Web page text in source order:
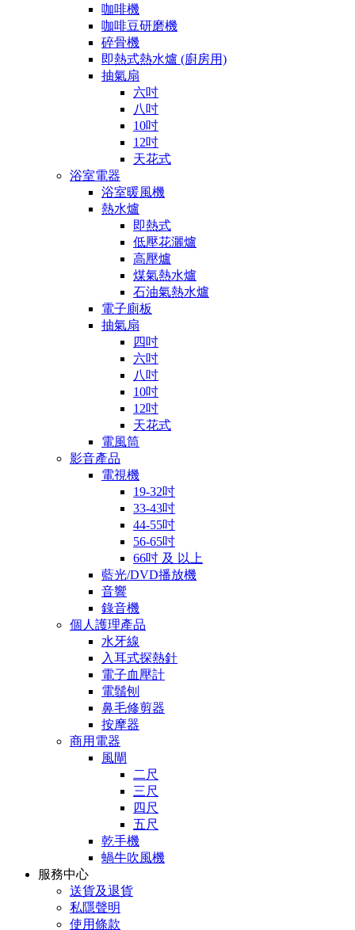
咖啡機
咖啡豆研磨機
碎骨機
即熱式熱水爐 (廚房用)
抽氣扇
六吋
八吋
10吋
12吋
天花式
浴室電器
浴室暖風機
熱水爐
即熱式
低壓花灑爐
高壓爐
煤氣熱水爐
石油氣熱水爐
電子廁板
抽氣扇
四吋
六吋
八吋
10吋
12吋
天花式
電風筒
影音產品
電視機
19-32吋
33-43吋
44-55吋
56-65吋
66吋 及 以上
藍光/DVD播放機
音響
錄音機
個人護理產品
水牙線
入耳式探熱針
電子血壓計
電鬚刨
鼻毛修剪器
按摩器
商用電器
風閘
二尺
三尺
四尺
五尺
乾手機
蝸牛吹風機
服務中心
送貨及退貨
私隱聲明
使用條款